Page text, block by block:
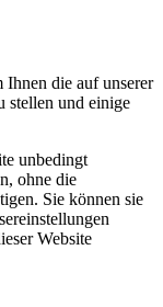
die auf unserer
stellen und einige
unbedingt
ohne die
Sie können sie
Website